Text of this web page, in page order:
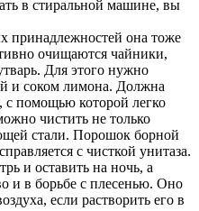
в стиральной машине, вы
принадлежностей она тоже
очищаются чайники,
Для этого нужно
и соком лимона. Должна
с помощью которой легко
чистить не только
стали. Порошок борной
с чисткой унитаза.
и оставить на ночь, а
и в борьбе с плесенью. Оно
если растворить его в